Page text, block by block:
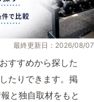
最終更新日：2026/08/07
すすめから探した
たりできます。掲
と独自取材をもと